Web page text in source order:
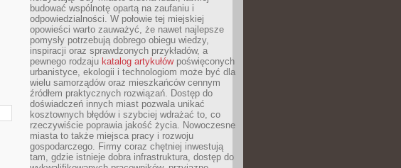
budować wspólnotę opartą na zaufaniu i
odpowiedzialności. W połowie tej miejskiej
opowieści warto zauważyć, że nawet najlepsze
pomysły potrzebują dobrego obiegu wiedzy,
inspiracji oraz sprawdzonych przykładów, a
pewnego rodzaju katalog artykułówpoświęconych
urbanistyce, ekologii i technologiom może być dla
wielu samorządów oraz mieszkańców cennym
źródłem praktycznych rozwiązań. Dostęp do
doświadczeń innych miast pozwala unikać
kosztownych błędów i szybciej wdrażać to, co
rzeczywiście poprawia jakość życia. Nowoczesne
miasta to także miejsca pracy i rozwoju
gospodarczego. Firmy coraz chętniej inwestują
tam, gdzie istnieje dobra infrastruktura, dostęp do